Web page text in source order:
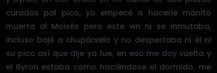
curados pal pico, yo empecé a hacerle manito
muerta al Moisés pero este wn ni se inmutaba,
incluso bajé a chupárselo y no despertaba ni él ni
su pico así que dije ya fue, en eso me doy vuelta y
el Byron estaba como haciéndose el dormido, me